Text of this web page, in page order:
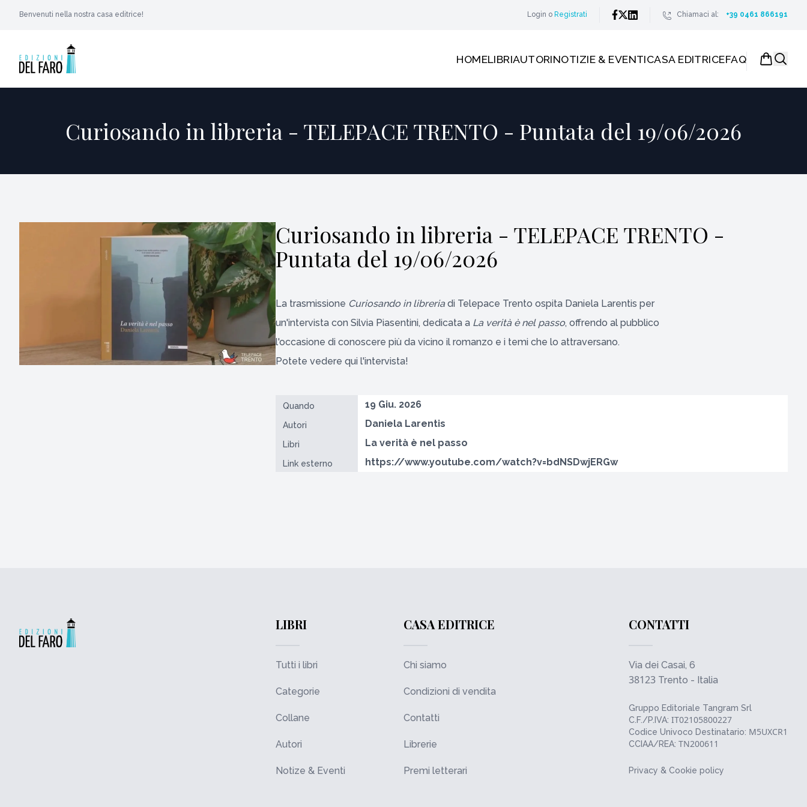
Benvenuti nella nostra casa editrice! Login o Registrati Chiamaci al: +39 0461 866191
HOMELIBRIAUTORINOTIZIE & EVENTICASA EDITRICEFAQ
Curiosando in libreria - TELEPACE TRENTO - Puntata del 19/06/2026
Curiosando in libreria - TELEPACE TRENTO -
Puntata del 19/06/2026
La trasmissione Curiosando in libreriadi Telepace Trento ospita Daniela Larentis per
un'intervista con Silvia Piasentini, dedicata a La verità è nel passo, offrendo al pubblico
l'occasione di conoscere più da vicino il romanzo e i temi che lo attraversano.
Potete vedere qui l'intervista!
Quando 19 Giu. 2026
Autori Daniela Larentis
Libri La verità è nel passo
Link esterno https://www.youtube.com/watch?v=bdNSDwjERGw
LIBRI
Tutti i libri
Categorie
Collane
Autori
Notize & Eventi
CASA EDITRICE
Chi siamo
Condizioni di vendita
Contatti
Librerie
Premi letterari
CONTATTI
Via dei Casai, 6
38123 Trento - Italia
Gruppo Editoriale Tangram Srl
C.F./P.IVA: IT02105800227
Codice Univoco Destinatario: M5UXCR1
CCIAA/REA: TN200611
Privacy & Cookie policy